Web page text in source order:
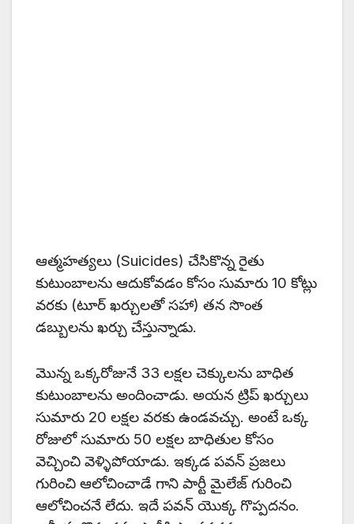
ఆత్మహత్యలు (Suicides) చేసికొన్న రైతు
కుటుంబాలను ఆదుకోవడం కోసం సుమారు 10 కోట్లు
వరకు (టూర్ ఖర్చులతో సహా) తన సొంత
డబ్బులను ఖర్చు చేస్తున్నాడు.
మొన్న ఒక్కరోజునే 33 లక్షల చెక్కులను బాధిత
కుటుంబాలను అందించాడు. అయన ట్రిప్ ఖర్చులు
సుమారు 20 లక్షల వరకు ఉండవచ్చు. అంటే ఒక్క
రోజులో సుమారు 50 లక్షల బాధితుల కోసం
వెచ్చించి వెళ్ళిపోయాడు. ఇక్కడ పవన్ ప్రజలు
గురించి ఆలోచించాడే గాని పార్టీ మైలేజ్ గురించి
ఆలోచించనే లేదు. ఇదే పవన్ యొక్క గొప్పదనం.